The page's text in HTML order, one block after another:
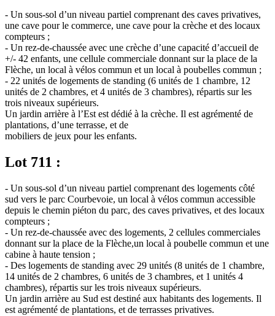
- Un sous-sol d’un niveau partiel comprenant des caves privatives,
une cave pour le commerce, une cave pour la crèche et des locaux
compteurs ;
- Un rez-de-chaussée avec une crèche d’une capacité d’accueil de
+/- 42 enfants, une cellule commerciale donnant sur la place de la
Flèche, un local à vélos commun et un local à poubelles commun ;
- 22 unités de logements de standing (6 unités de 1 chambre, 12
unités de 2 chambres, et 4 unités de 3 chambres), répartis sur les
trois niveaux supérieurs.
Un jardin arrière à l’Est est dédié à la crèche. Il est agrémenté de
plantations, d’une terrasse, et de
mobiliers de jeux pour les enfants.
Lot 711 :
- Un sous-sol d’un niveau partiel comprenant des logements côté
sud vers le parc Courbevoie, un local à vélos commun accessible
depuis le chemin piéton du parc, des caves privatives, et des locaux
compteurs ;
- Un rez-de-chaussée avec des logements, 2 cellules commerciales
donnant sur la place de la Flèche,un local à poubelle commun et une
cabine à haute tension ;
- Des logements de standing avec 29 unités (8 unités de 1 chambre,
14 unités de 2 chambres, 6 unités de 3 chambres, et 1 unités 4
chambres), répartis sur les trois niveaux supérieurs.
Un jardin arrière au Sud est destiné aux habitants des logements. Il
est agrémenté de plantations, et de terrasses privatives.